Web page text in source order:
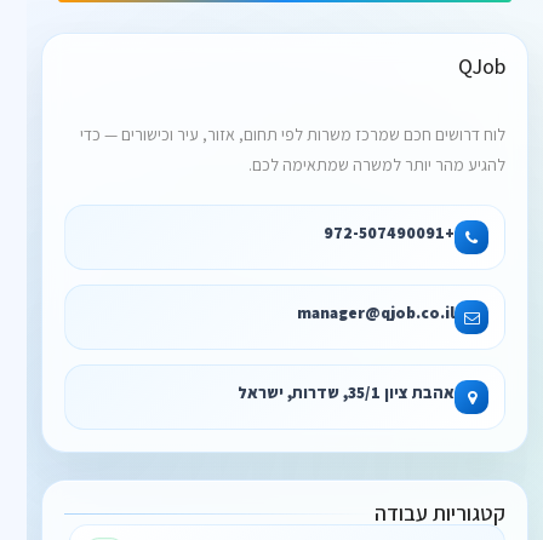
QJob
לוח דרושים חכם שמרכז משרות לפי תחום, אזור, עיר וכישורים — כדי
להגיע מהר יותר למשרה שמתאימה לכם.
+972-507490091
manager@qjob.co.il
אהבת ציון 35/1, שדרות, ישראל
קטגוריות עבודה